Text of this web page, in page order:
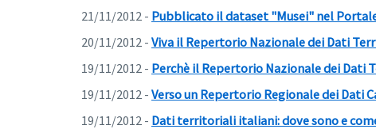
21/11/2012 - Pubblicato il dataset "Musei" nel
20/11/2012 - Viva il Repertorio Nazionale dei Dati
19/11/2012 - Perchè il Repertorio Nazionale dei Dati
19/11/2012 - Verso un Repertorio Regionale dei Dati
19/11/2012 - Dati territoriali italiani: dove sono e